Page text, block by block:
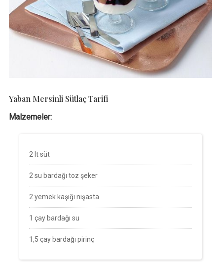
Yaban Mersinli Sütlaç Tarifi
Malzemeler:
2 lt süt
2 su bardağı toz şeker
2 yemek kaşığı nişasta
1 çay bardağı su
1,5 çay bardağı pirinç